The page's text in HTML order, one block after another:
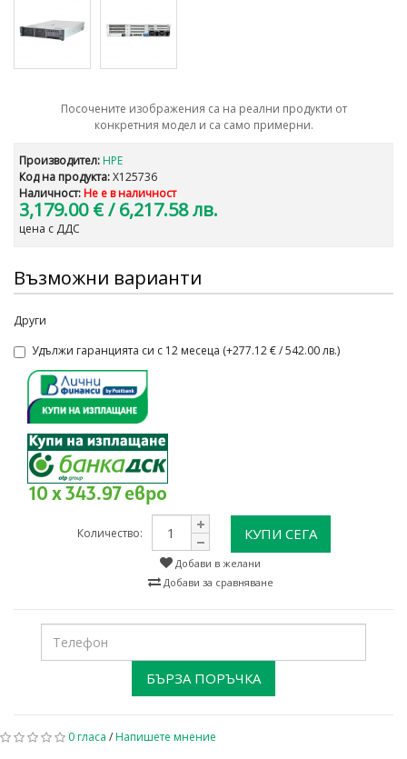
Посочените изображения са на реални продукти от
конкретния модел и са само примерни.
Производител: HPE
Код на продукта:X125736
Наличност: Не е в наличност
3,179.00 €/ 6,217.58 лв.
цена с ДДС
Възможни варианти
Други
Удължи гаранцията си с 12 месеца (+277.12 € / 542.00 лв.)
10 x 343.97 евро
Количество: КУПИ СЕГА
Добави в желани
Добави за сравняване
БЪРЗА ПОРЪЧКА
0 гласа /Напишете мнение